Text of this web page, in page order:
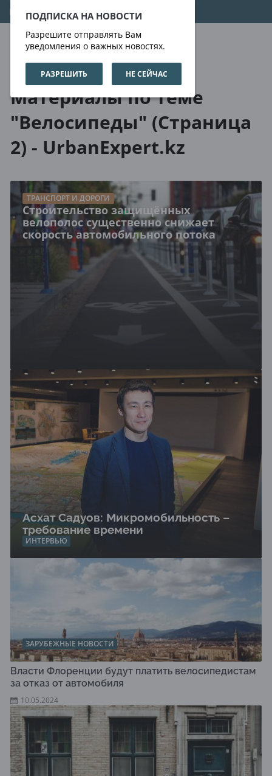
ПОДПИСКА НА НОВОСТИ
Разрешите отправлять Вам
уведомления о важных новостях.
РАЗРЕШИТЬ НЕ СЕЙЧАС
08.08.2026 13:12:37
О нас Метки
Материалы по теме
"Велосипеды" (Страница
2) - UrbanExpert.kz
ТРАНСПОРТ И ДОРОГИ
Строительство защищённых
велополос существенно снижает
скорость автомобильного потока
Асхат Садуов: Микромобильность –
требование времени
ИНТЕРВЬЮ
ЗАРУБЕЖНЫЕ НОВОСТИ
Власти Флоренции будут платить велосипедистам
за отказ от автомобиля
10.05.2024